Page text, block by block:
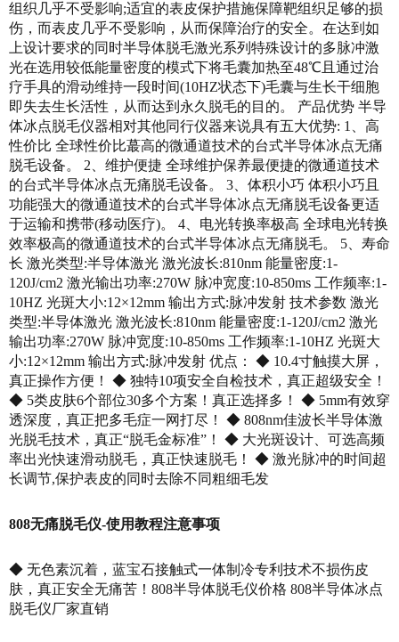
组织几乎不受影响;适宜的表皮保护措施保障靶组织足够的损
伤，而表皮几乎不受影响，从而保障治疗的安全。在达到如
上设计要求的同时半导体脱毛激光系列特殊设计的多脉冲激
光在选用较低能量密度的模式下将毛囊加热至48℃且通过治
疗手具的滑动维持一段时间(10HZ状态下)毛囊与生长干细胞
即失去生长活性，从而达到永久脱毛的目的。 产品优势 半导
体冰点脱毛仪器相对其他同行仪器来说具有五大优势: 1、高
性价比 全球性价比蕞高的微通道技术的台式半导体冰点无痛
脱毛设备。 2、维护便捷 全球维护保养最便捷的微通道技术
的台式半导体冰点无痛脱毛设备。 3、体积小巧 体积小巧且
功能强大的微通道技术的台式半导体冰点无痛脱毛设备更适
于运输和携带(移动医疗)。 4、电光转换率极高 全球电光转换
效率极高的微通道技术的台式半导体冰点无痛脱毛。 5、寿命
长 激光类型:半导体激光 激光波长:810nm 能量密度:1-
120J/cm2 激光输出功率:270W 脉冲宽度:10-850ms 工作频率:1-
10HZ 光斑大小:12×12mm 输出方式:脉冲发射 技术参数 激光
类型:半导体激光 激光波长:810nm 能量密度:1-120J/cm2 激光
输出功率:270W 脉冲宽度:10-850ms 工作频率:1-10HZ 光斑大
小:12×12mm 输出方式:脉冲发射 优点： ◆ 10.4寸触摸大屏，
真正操作方便！ ◆ 独特10项安全自检技术，真正超级安全！
◆ 5类皮肤6个部位30多个方案！真正选择多！ ◆ 5mm有效穿
透深度，真正把多毛症一网打尽！ ◆ 808nm佳波长半导体激
光脱毛技术，真正“脱毛金标准”！ ◆ 大光斑设计、可选高频
率出光快速滑动脱毛，真正快速脱毛！ ◆ 激光脉冲的时间超
长调节,保护表皮的同时去除不同粗细毛发
808无痛脱毛仪-使用教程注意事项
◆ 无色素沉着，蓝宝石接触式一体制冷专利技术不损伤皮
肤，真正安全无痛苦！808半导体脱毛仪价格 808半导体冰点
脱毛仪厂家直销